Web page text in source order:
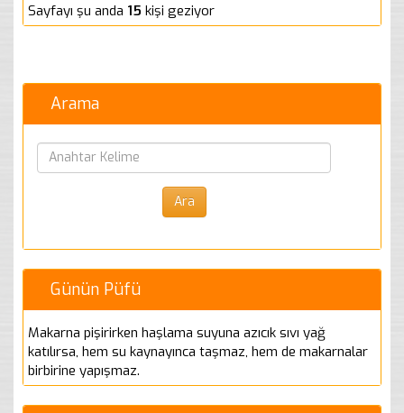
Sayfayı şu anda 15 kişi geziyor
Arama
Günün Püfü
Makarna pişirirken haşlama suyuna azıcık sıvı yağ
katılırsa, hem su kaynayınca taşmaz, hem de makarnalar
birbirine yapışmaz.